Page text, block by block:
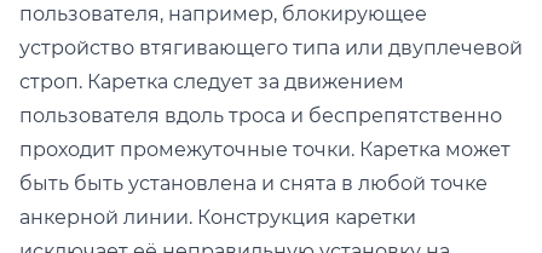
пользователя, например, блокирующее
устройство втягивающего типа или двуплечевой
строп. Каретка следует за движением
пользователя вдоль троса и беспрепятственно
проходит промежуточные точки. Каретка может
быть быть установлена и снята в любой точке
анкерной линии. Конструкция каретки